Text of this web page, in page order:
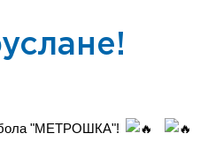
"МЕТРОШКА"!